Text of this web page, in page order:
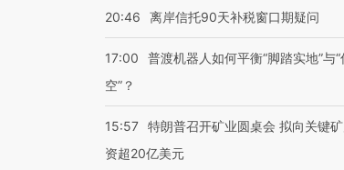
20:46 离岸信托90天补税窗口期疑问
17:00
普渡机器人如何平衡“脚踏实地”与“
空”？
15:57 特朗普召开矿业圆桌会 拟向关键
资超20亿美元